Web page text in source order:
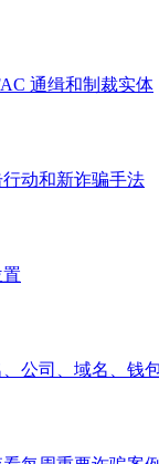
通缉和制裁实体
动和新诈骗手法
公司、域名、钱